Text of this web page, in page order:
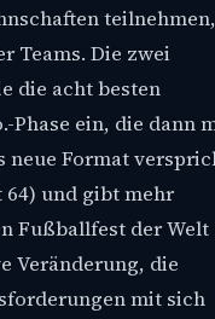
teilnehmen,
Teams. Die zwei
die acht besten
Phase ein, die dann
neue Format
64) und gibt mehr
Fußballfest der Welt
Veränderung, die
mit sich